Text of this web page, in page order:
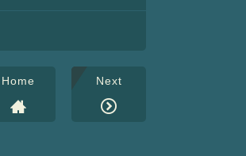
Home Next